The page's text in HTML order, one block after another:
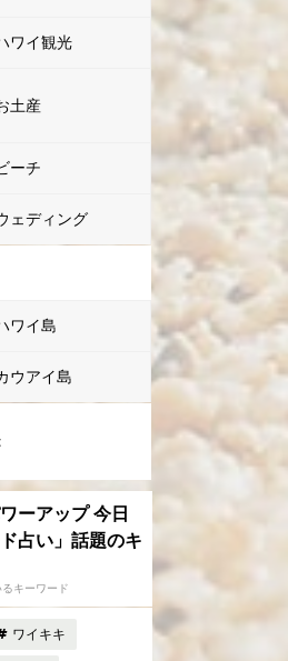
ワイ観光
土産
ーチ
ェディング
ワイ島
ウアイ島
ーアップ 今日
占い」話題のキ
キーワード
ワイキキ